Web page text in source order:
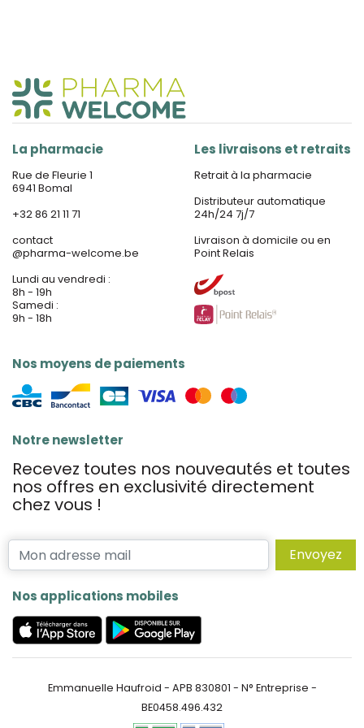
La pharmacie
Rue de Fleurie 1
6941 Bomal
+32 86 21 11 71
contact
@pharma-welcome.be
Lundi au vendredi :
8h - 19h
Samedi :
9h - 18h
Nos moyens de paiements
Les livraisons et retraits
Retrait à la pharmacie
Distributeur automatique
24h/24 7j/7
Livraison à domicile ou en
Point Relais
Notre newsletter
Recevez toutes nos nouveautés et toutes
nos offres en exclusivité directement
chez vous !
Envoyez
Nos applications mobiles
Emmanuelle Haufroid - APB 830801 - N° Entreprise -
BE0458.496.432